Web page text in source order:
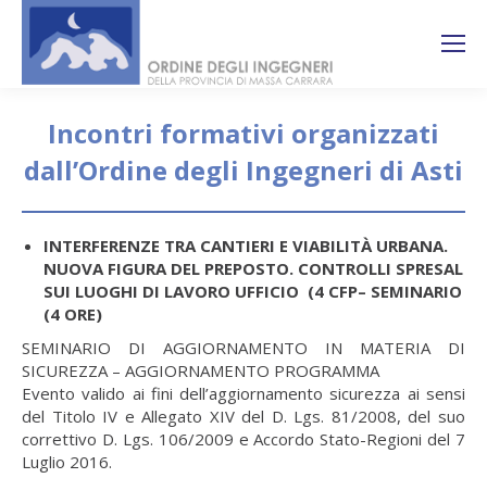
Incontri formativi organizzati
dall’Ordine degli Ingegneri di Asti
INTERFERENZE TRA CANTIERI E VIABILITÀ URBANA.
NUOVA FIGURA DEL PREPOSTO. CONTROLLI SPRESAL
SUI LUOGHI DI LAVORO UFFICIO (4 CFP– SEMINARIO
(4 ORE)
SEMINARIO DI AGGIORNAMENTO IN MATERIA DI
SICUREZZA – AGGIORNAMENTO PROGRAMMA
Evento valido ai fini dell’aggiornamento sicurezza ai sensi
del Titolo IV e Allegato XIV del D. Lgs. 81/2008, del suo
correttivo D. Lgs. 106/2009 e Accordo Stato-Regioni del 7
Luglio 2016.